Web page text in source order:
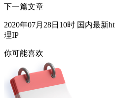
下一篇文章
2020年07月28日10时 国内最新
理IP
你可能喜欢